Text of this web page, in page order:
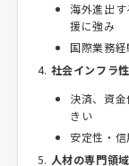
海外進出
援に強み
国際業務
社会インフラ
決済、資
きい
安定性・
人材の専門領